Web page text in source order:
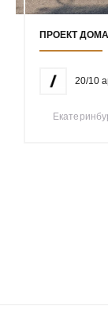
ПРОЕКТ
20/10